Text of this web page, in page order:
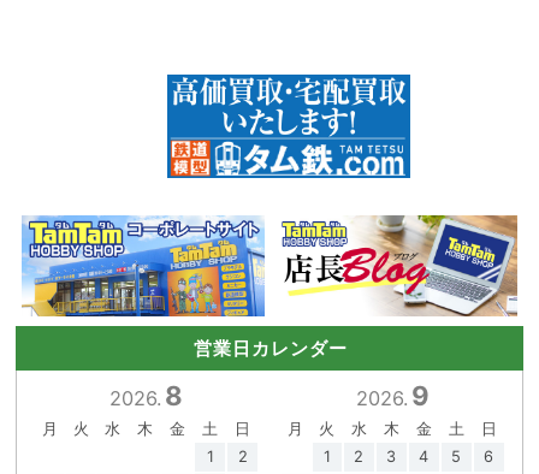
営業日カレンダー
2026. 8
月 火 水 木 金 土
日
1
2
2026. 9
月 火 水 木 金 土
日
1
2 3 4 5
6